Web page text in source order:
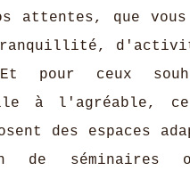
attentes, que vous
pour ceux
à l'agréable,
des espaces
de séminaires